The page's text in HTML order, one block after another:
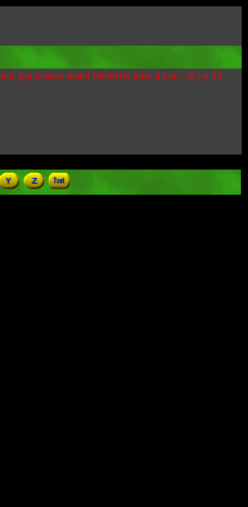
par avance merci (dernière mise à jour : il y a 33